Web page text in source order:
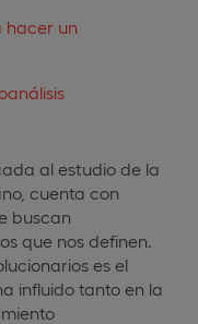
hacer un
al estudio de la
cuenta con
buscan
que nos definen.
es el
influido tanto en la